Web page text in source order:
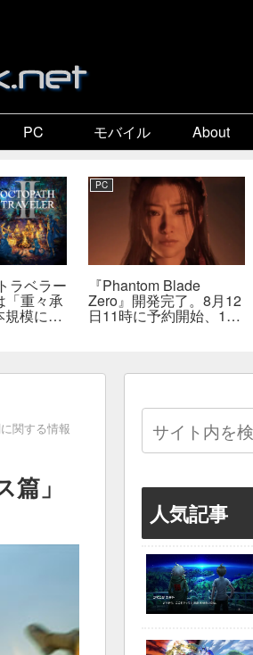
PC モバイル About
ラベラー
「重々承
模に成
PC
『Phantom Blade
Zero』開発完了。8月12
日11時に予約開始、11
関する情報
」
人気記事